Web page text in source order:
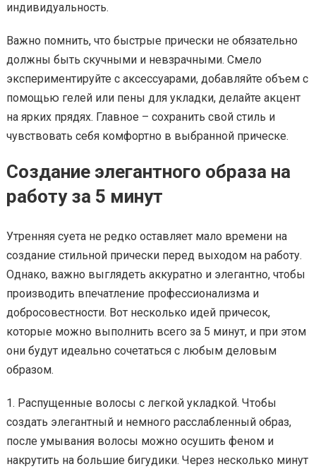
индивидуальность.
Важно помнить, что быстрые прически не обязательно
должны быть скучными и невзрачными. Смело
экспериментируйте с аксессуарами, добавляйте объем с
помощью гелей или пены для укладки, делайте акцент
на ярких прядях. Главное – сохранить свой стиль и
чувствовать себя комфортно в выбранной прическе.
Создание элегантного образа на
работу за 5 минут
Утренняя суета не редко оставляет мало времени на
создание стильной прически перед выходом на работу.
Однако, важно выглядеть аккуратно и элегантно, чтобы
производить впечатление профессионализма и
добросовестности. Вот несколько идей причесок,
которые можно выполнить всего за 5 минут, и при этом
они будут идеально сочетаться с любым деловым
образом.
1. Распущенные волосы с легкой укладкой. Чтобы
создать элегантный и немного расслабленный образ,
после умывания волосы можно осушить феном и
накрутить на большие бигудики. Через несколько минут